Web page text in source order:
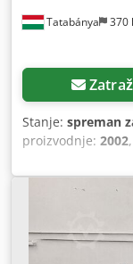
Tatabánya 370
Stanje: spreman
proizvodnje: 2002
pomak osi Z:800
,
2000 mm
Z: 800 mm
okretaja u minuti